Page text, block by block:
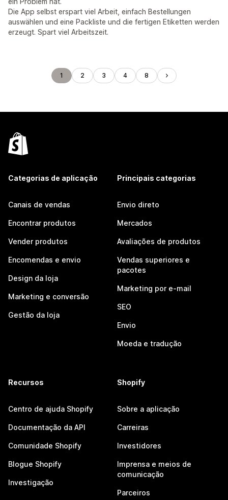
Die App selbst erspart viel Arbeit, einfach Bestellungen
auswählen und eine Packliste und die fertigen Etiketten werden
erzeugt. Spart viel Arbeitszeit.
1 2 3 4 8
Categorias de aplicação
Canais de vendas
Encontrar produtos
Vender produtos
Encomendas e envio
Design da loja
Marketing e conversão
Gestão da loja
Principais categorias
Envio direto
Mercados
Avaliações de produtos
Vendas superiores e
pacotes
Marketing por e-mail
SEO
Envio
Moeda e tradução
Recursos
Centro de ajuda Shopify
Documentação da API
Comunidade Shopify
Blogue Shopify
Investigação
Shopify
Sobre a aplicação
Carreiras
Investidores
Imprensa e meios de
comunicação
Parceiros